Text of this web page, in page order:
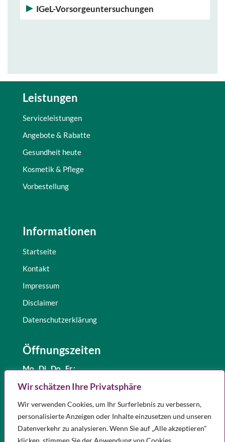
Wir schätzen Ihre Privatsphäre
Wir verwenden Cookies, um Ihr Surferlebnis zu verbessern,
personalisierte Anzeigen oder Inhalte einzusetzen und unseren
Datenverkehr zu analysieren. Wenn Sie auf „Alle akzeptieren"
klicken, stimmen Sie der Anwendung von Cookies
IGeL-Vorsorgeuntersuchungen
Leistungen
Serviceleistungen
Angebote & Rabatte
Gesundheit heute
Kosmetik & Pflege
Vorbestellung
Informationen
Startseite
Kontakt
Impressum
Disclaimer
Datenschutzerklärung
Öffnungszeiten
Mo., Di.,Do., Fr.:
und 15.00 – 18.00 Uhr
Mittwoch:8.30 – 12.30 Uhr
Samstag:9.00 – 12.00 Uhr
Notdienst